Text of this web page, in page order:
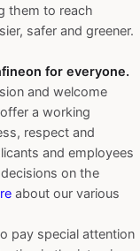
them to reach
safer and greener.
for everyone.
and welcome
a working
respect and
and employees
on the
about our various
pay special attention